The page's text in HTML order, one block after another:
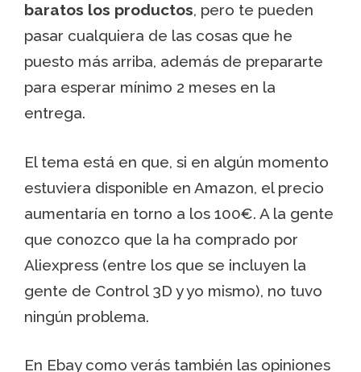
baratos los productos, pero te pueden
pasar cualquiera de las cosas que he
puesto más arriba, además de prepararte
para esperar mínimo 2 meses en la
entrega.
El tema está en que, si en algún momento
estuviera disponible en Amazon, el precio
aumentaría en torno a los 100€. A la gente
que conozco que la ha comprado por
Aliexpress (entre los que se incluyen la
gente de Control 3D y yo mismo), no tuvo
ningún problema.
En Ebay como verás también las opiniones